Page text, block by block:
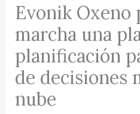
Evonik Oxeno
marcha una
planificación
de decisiones
nube